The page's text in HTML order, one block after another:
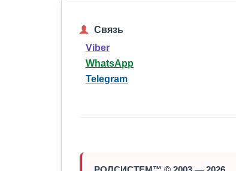
Связь
Viber
WhatsApp
Telegram